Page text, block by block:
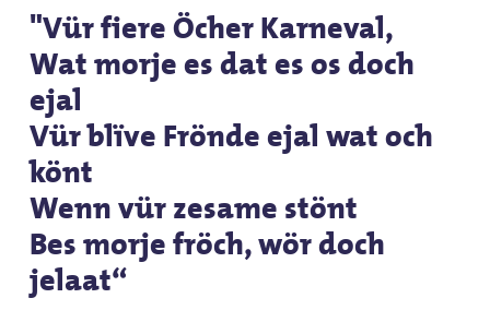
"Vür fiere Öcher Karneval,
Wat morje es dat es os doch
ejal
Vür blïve Frönde ejal wat och
könt
Wenn vür zesame stönt
Bes morje fröch, wör doch
jelaat“